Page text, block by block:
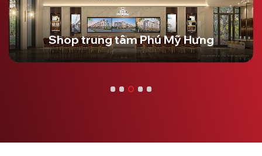
Shop trung tâm Phú Mỹ Hưng